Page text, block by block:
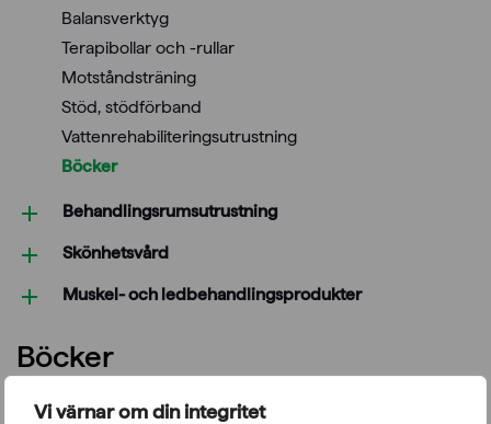
Vi värnar om din integritet
Balansverktyg
Terapibollar och -rullar
Motståndsträning
Stöd, stödförband
Vattenrehabiliteringsutrustning
Böcker
Behandlings­rumsutrustning
Skönhetsvård
Muskel- och ledbehandlings­produkter
Böcker